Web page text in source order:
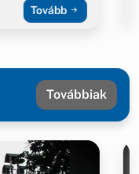
Tovább
Továbbiak